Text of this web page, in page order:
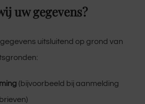
uw gegevens?
uitsluitend op grond van
(bijvoorbeeld bij aanmelding